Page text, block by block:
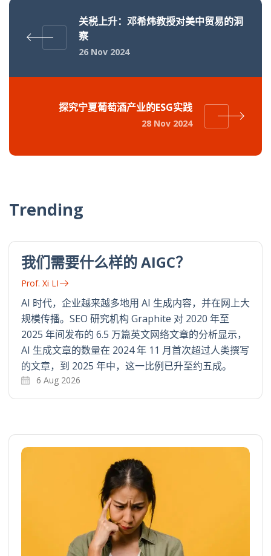
关税上升：邓希炜教授对美中贸易的洞
察
26 Nov 2024
探究宁夏葡萄酒产业的ESG实践
28 Nov 2024
Trending
我们需要什么样的 AIGC？
Prof. Xi LI
AI 时代，企业越来越多地用 AI 生成内容，并在网上大
规模传播。SEO 研究机构 Graphite 对 2020 年至
2025 年间发布的 6.5 万篇英文网络文章的分析显示，
AI 生成文章的数量在 2024 年 11 月首次超过人类撰写
的文章，到 2025 年中，这一比例已升至约五成。
6 Aug 2026